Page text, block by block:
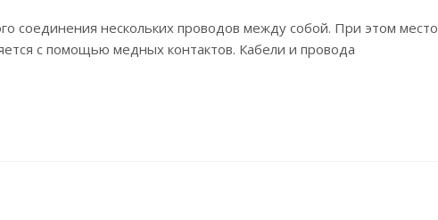
соединения нескольких проводов между собой. При этом место
с помощью медных контактов. Кабели и провода